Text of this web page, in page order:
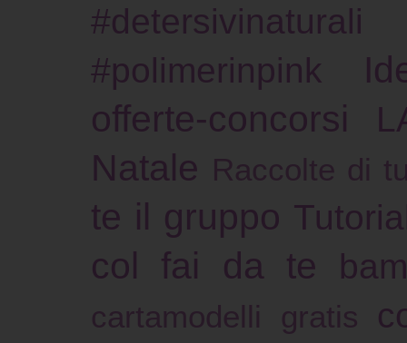
#detersivinaturali
#polimerinpink
offerte-concorsi
Natale Raccolte di
te il gruppo
col fai da te
cartamodelli gratis